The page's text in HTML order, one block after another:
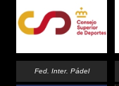
Fed. Inter. Pádel